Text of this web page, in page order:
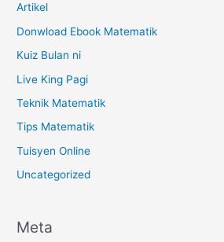
Artikel
Donwload Ebook Matematik
Kuiz Bulan ni
Live King Pagi
Teknik Matematik
Tips Matematik
Tuisyen Online
Uncategorized
Meta